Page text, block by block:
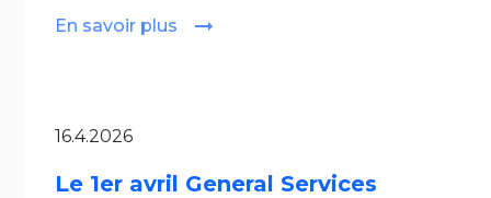
En savoir plus
16.4.2026
Le 1er avril General Services